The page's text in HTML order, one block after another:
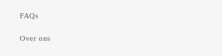
FAQs
Over ons